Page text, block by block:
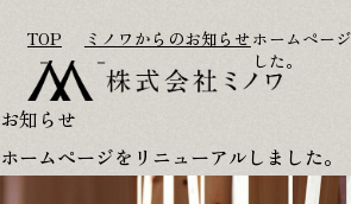
TOP
家づくりのこだわり
ア
参
TOP ミノワからのお知らせホームペー
した。
お知らせ
ホームページをリニューアルしました。